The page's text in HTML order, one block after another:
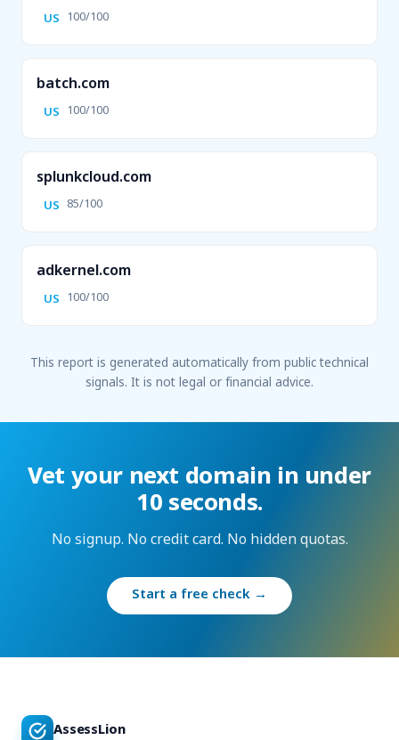
US 100/100
batch.com
US 100/100
splunkcloud.com
US 85/100
adkernel.com
US 100/100
This report is generated automatically from public technical
signals. It is not legal or financial advice.
Vet your next domain in under
10 seconds.
No signup. No credit card. No hidden quotas.
Start a free check →
AssessLion